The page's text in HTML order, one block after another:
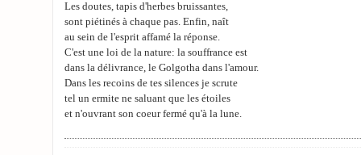
Les doutes, tapis d'herbes bruissantes,
sont piétinés à chaque pas. Enfin, naît
au sein de l'esprit affamé la réponse.
C'est une loi de la nature: la souffrance est
dans la délivrance, le Golgotha dans l'amour.
Dans les recoins de tes silences je scrute
tel un ermite ne saluant que les étoiles
et n'ouvrant son coeur fermé qu'à la lune.